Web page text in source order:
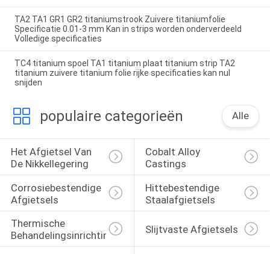
TA2 TA1 GR1 GR2 titaniumstrook Zuivere titaniumfolie
Specificatie 0.01-3 mm Kan in strips worden onderverdeeld
Volledige specificaties
TC4 titanium spoel TA1 titanium plaat titanium strip TA2
titanium zuivere titanium folie rijke specificaties kan nul
snijden
populaire categorieën Alle
Het Afgietsel Van
De Nikkellegering
Cobalt Alloy
Castings
Corrosiebestendige
Afgietsels
Hittebestendige
Staalafgietsels
Thermische
Behandelingsinrichtingen
Slijtvaste Afgietsels